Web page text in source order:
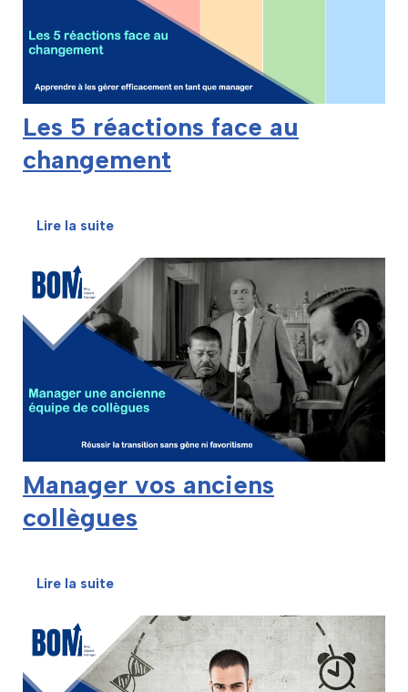
Les 5 réactions face au
changement
Lire la suite
Manager vos anciens
collègues
Lire la suite